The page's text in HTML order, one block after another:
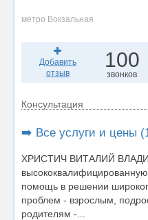
метро Вокзальная
Добавить
отзыв
100
звонков
Консультация
➡️ Все услуги и цены
ХРИСТИЧ ВИТАЛИЙ
помощь в решении
проблем - взрослым,
родителям -...